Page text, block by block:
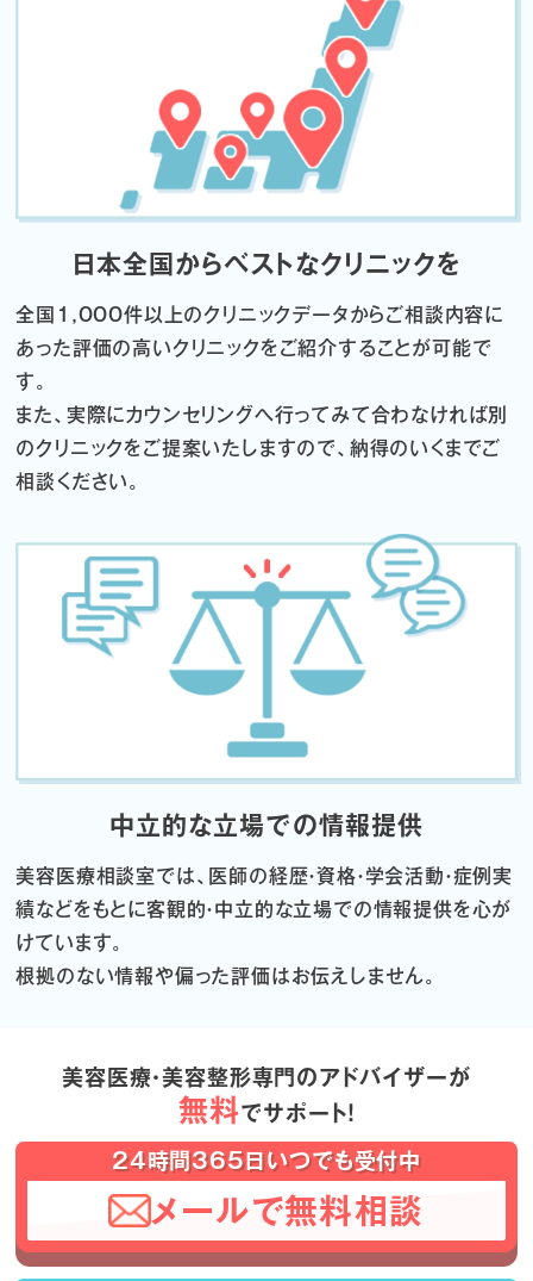
日本全国からベストなクリニックを
全国1,000件以上のクリニックデータからご相談内容に
あった評価の高いクリニックをご紹介することが可能で
す。
また、実際にカウンセリングへ行ってみて合わなければ別
のクリニックをご提案いたしますので、納得のいくまでご
相談ください。
中立的な立場での情報提供
美容医療相談室では、医師の経歴・資格・学会活動・症例実
績などをもとに客観的・中立的な立場での情報提供を心が
けています。
根拠のない情報や偏った評価はお伝えしません。
美容医療・美容整形専門のアドバイザーが
無料でサポート！
24時間365日いつでも受付中
メールで無料相談